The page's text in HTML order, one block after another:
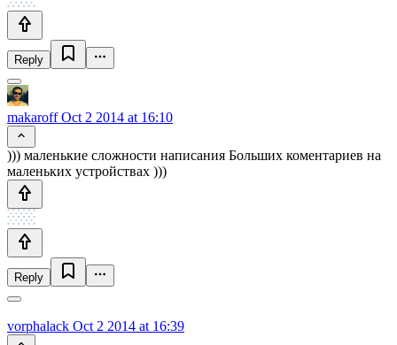
Reply
makaroffOct 2 2014 at 16:10
))) маленькие сложности написания Больших коментариев на
маленьких устройствах )))
Reply
vorphalack Oct 2 2014 at 16:39